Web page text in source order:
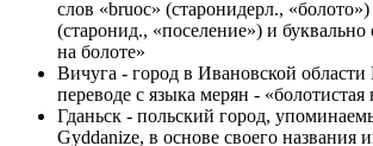
слов «bruoc» (старонидерл.,
(старонид., «поселение») и буквально
на болоте»
Вичуга - город в Ивановской области
переводе с языка мерян - «болотистая
Гданьск - польский город,
Gyddanize, в основе своего названия